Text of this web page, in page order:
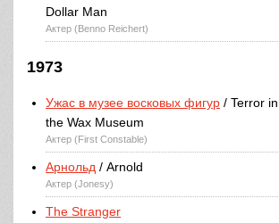
Dollar Man
Актер (Benno Reichert)
1973
Ужас в музее восковых фигур / Terror in
the Wax Museum
Актер (First Constable)
Арнольд / Arnold
Актер (Jonesy)
The Stranger